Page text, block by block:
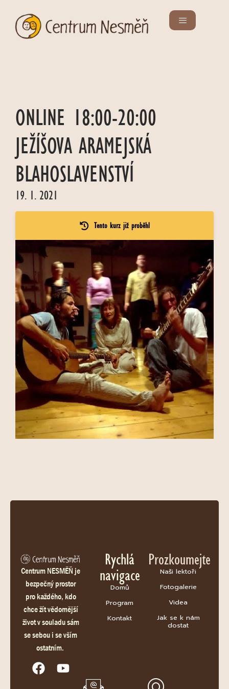
ONLINE 18:00-20:00
JEŽÍŠOVA ARAMEJSKÁ
BLAHOSLAVENSTVÍ
19. 1. 2021
Tento kurz již proběhl
Centrum NESMĚŇ je
bezpečný prostor
pro každého, kdo
chce žít vědomější
život v souladu sám
se sebou i se vším
ostatním.
Rychlá
navigace
Domů
Program
Kontakt
Prozkoumejte
Naši lektoři
Fotogalerie
Videa
Jak se k nám
dostat